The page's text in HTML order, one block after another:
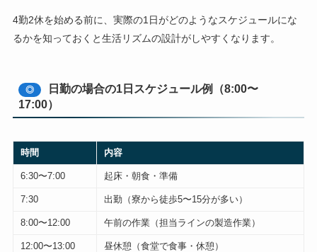
4勤2休を始める前に、実際の1日がどのようなスケジュールにな
るかを知っておくと生活リズムの設計がしやすくなります。
◎
日勤の場合の1日スケジュール例（8:00〜
17:00）
時間 内容
6:30〜7:00 起床・朝食・準備
7:30 出勤（寮から徒歩5〜15分が多い）
8:00〜12:00 午前の作業（担当ラインの製造作業）
12:00〜13:00 昼休憩（食堂で食事・休憩）